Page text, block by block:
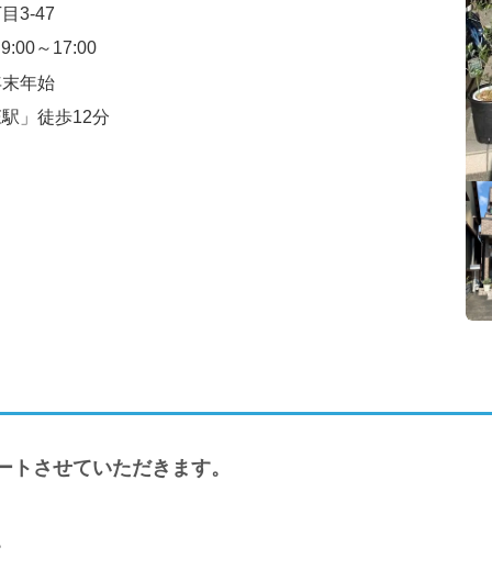
3-47
～17:00
年始
」徒歩12分
させていただきます。